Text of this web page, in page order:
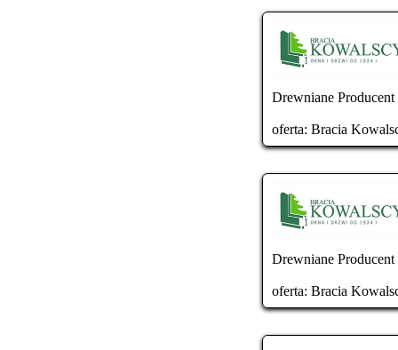
Drewniane
oferta: Bracia
Drewniane
oferta: Bracia